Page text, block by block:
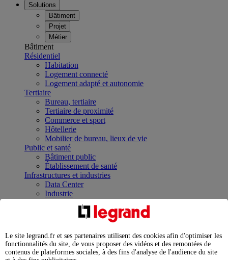
Solutions
Bâtiment
Projet
Métier
Bâtiment
Résidentiel
Habitation
Logement connecté
Logement adapté et autonomie
Tertiaire
Bureau, tertiaire
Tertiaire de proximité
Commerce et sport
Hôtellerie
Mobilier de bureau, lieux de vie
Public et santé
Bâtiment public
Établissement de santé
Infrastructures et industries
Data Center
Industrie
Infrastructures
Contrôler et planifier le fonctionnement des appareils
Répartir et optimiser son tableau électrique
Legrand Data Center Solutions : concentrer les
expertises au service de vos performances
Le site legrand.fr et ses partenaires utilisent des cookies afin d'optimiser les
fonctionnalités du site, de vous proposer des vidéos et des remontées de
contenus de plateformes sociales, à des fins d'analyse de l'audience du site